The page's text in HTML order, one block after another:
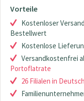
Vorteile
Kostenloser
Bestellwert
Kostenlose
Versandkostenfrei
Portoflatrate
26 Filialen in